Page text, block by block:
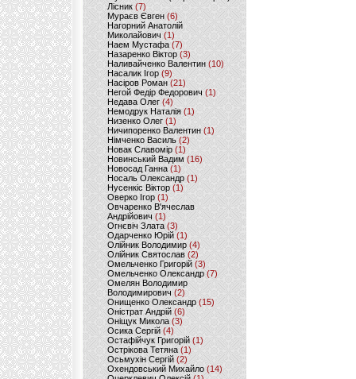
Лісник (7)
Мураєв Євген(6)
Нагорний Анатолій
Миколайович (1)
Наем Мустафа (7)
Назаренко Віктор (3)
Наливайченко Валентин (10)
Насалик Ігор(9)
Насіров Роман (21)
Негой Федір Федорович(1)
Недава Олег(4)
Немодрук Наталія(1)
Низенко Олег (1)
Ничипоренко Валентин (1)
Німченко Василь (2)
Новак Славомір (1)
Новинський Вадим (16)
Новосад Ганна (1)
Носаль Олександр (1)
Нусенкіс Віктор (1)
Оверко Ігор (1)
Овчаренко В'ячеслав
Андрійович(1)
Огнєвіч Злата (3)
Одарченко Юрій(1)
Олійник Володимир (4)
Олійник Святослав (2)
Омельченко Григорій (3)
Омельченко Олександр(7)
Омелян Володимир
Володимирович (2)
Онищенко Олександр (15)
Оністрат Андрій (6)
Оніщук Микола (3)
Осика Сергій(4)
Остафійчук Григорій(1)
Острікова Тетяна (1)
Осьмухін Сергій (2)
Охендовський Михайло (14)